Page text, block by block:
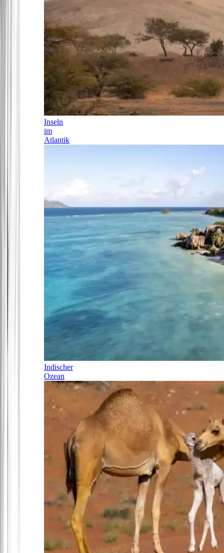
Inseln
im
Atlantik
Indischer
Ozean